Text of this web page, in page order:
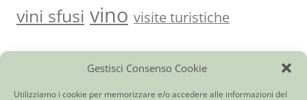
Gestisci Consenso Cookie
Utilizziamo i cookie per memorizzare e/o accedere alle informazioni del
vini sfusi vino visite turistiche
Vini del Monferrato e…|Ci trovi anche qui Giornale di
Cortese di Gavi DOCG Barbera d’Asti DOCG
Monferrato Dolcetto